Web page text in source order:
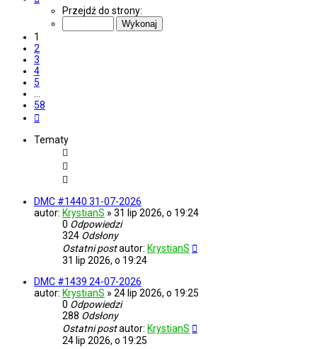
Przejdź do strony:
1
2
3
4
5
…
58
Tematy
DMC #1440 31-07-2026
autor: KrystianS » 31 lip 2026, o 19:24
0 Odpowiedzi
324 Odsłony
Ostatni postautor: KrystianS
31 lip 2026, o 19:24
DMC #1439 24-07-2026
autor: KrystianS » 24 lip 2026, o 19:25
0 Odpowiedzi
288 Odsłony
Ostatni postautor: KrystianS
24 lip 2026, o 19:25